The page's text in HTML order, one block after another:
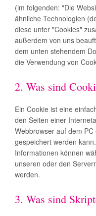
(im folgenden: "Die
ähnliche Technologien
diese unter "Cookies"
außerdem von uns
dem unten stehendem
die Verwendung von
2. Was sind
Ein Cookie ist eine
den Seiten einer
Webbrowser auf dem
gespeichert werden
Informationen können
unseren oder den
werden.
3. Was sind